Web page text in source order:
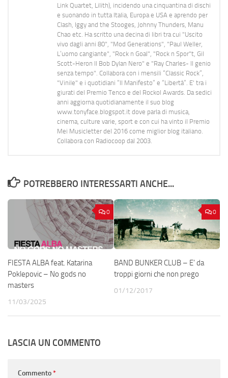
Link Quartet, Lilith), incidendo una cinquantina di dischi
e suonando in tutta Italia, Europa e USA e aprendo per
Clash, Iggy and the Stooges, Johnny Thunders, Manu
Chao etc. Ha scritto una decina di libri tra cui "Uscito
vivo dagli anni 80", "Mod Generations", "Paul Weller,
L’uomo cangiante", "Rock n Goal", "Rock n Spor"t, Gil
Scott-Heron Il Bob Dylan Nero" e "Ray Charles- Il genio
senza tempo". Collabora con i mensili “Classic Rock”,
"Vinile" e i quotidiani “Il Manifesto” e “Libertà”. E' tra i
giurati del Premio Tenco e del Rockol Awards. Da sedici
anni aggiorna quotidianamente il suo blog
www.tonyface.blogspot.it dove parla di musica,
cinema, culture varie, sport e con cui ha vinto il Premio
Mei Musicletter del 2016 come miglior blog italiano.
Collabora con Radiocoop dal 2003.
POTREBBERO INTERESSARTI ANCHE...
0
FIESTA ALBA feat. Katarina
Poklepovic – No gods no
masters
11/03/2025
0
BAND BUNKER CLUB – E’ da
troppi giorni che non prego
01/12/2017
LASCIA UN COMMENTO
Commento*